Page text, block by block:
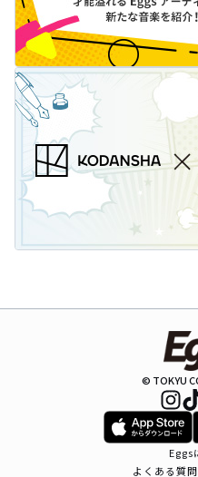
© TOKYU
Eggs
よくある質